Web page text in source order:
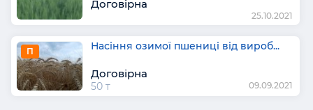
Договірна
25.10.2021
П Насіння озимої пшениці від вироб...
Договірна
50 т 09.09.2021